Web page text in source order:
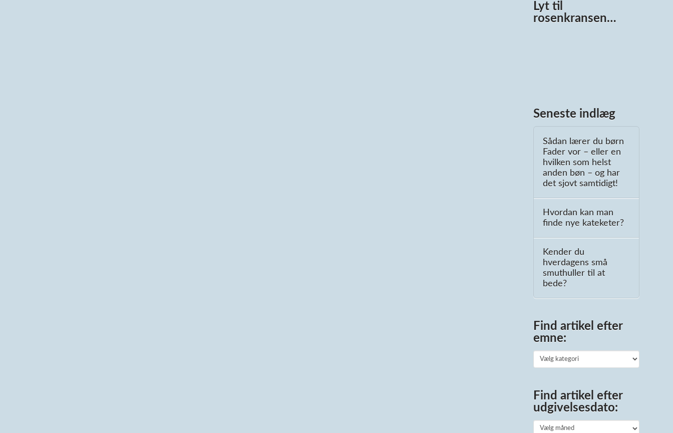
Lyt til
rosenkransen…
Seneste indlæg
Sådan lærer du børn
Fader vor – eller en
hvilken som helst
anden bøn – og har
det sjovt samtidigt!
Hvordan kan man
finde nye kateketer?
Kender du
hverdagens små
smuthuller til at
bede?
Find artikel efter
emne:
Find
artikel
emne:
Find artikel efter
udgivelsesdato:
Find